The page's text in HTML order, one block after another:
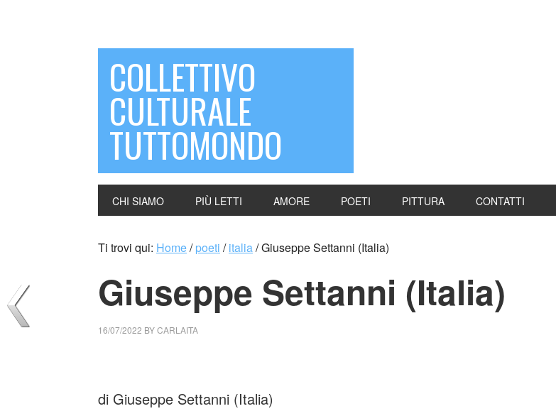
COLLETTIVO
CULTURALE
TUTTOMONDO
CHI SIAMO PIÙ LETTI AMORE POETI PITTURA CONTATTI
Ti trovi qui: Home/ poeti / italia/Giuseppe Settanni (Italia)
Giuseppe Settanni (Italia)
16/07/2022 BYCARLAITA
di Giuseppe Settanni (Italia)